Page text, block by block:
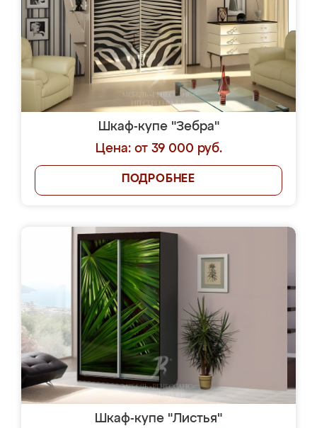
Шкаф-купе "Зебра"
Цена: от 39 000 руб.
ПОДРОБНЕЕ
Шкаф-купе "Листья"